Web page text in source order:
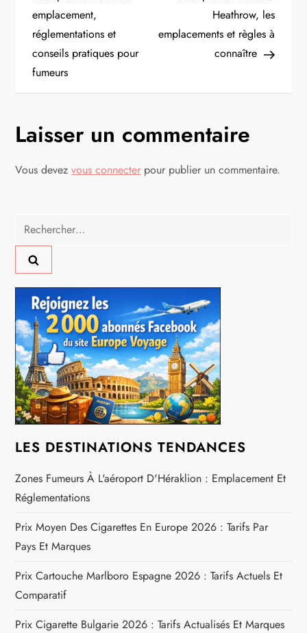
v
i
a
o
n
d
e
l
’
a
r
t
i
c
l
e
emplacement,
réglementations et
conseils pratiques pour
fumeurs
Heathrow, les
emplacements et règles à
connaître
Laisser un commentaire
Vous devezvous connecter pour publier un commentaire.
Rechercher :
LES DESTINATIONS TENDANCES
Zones Fumeurs À L'aéroport D'Héraklion : Emplacement Et
Réglementations
Prix Moyen Des Cigarettes En Europe 2026 : Tarifs Par
Pays Et Marques
Prix Cartouche Marlboro Espagne 2026 : Tarifs Actuels Et
Comparatif
Prix Cigarette Bulgarie 2026 : Tarifs Actualisés Et Marques